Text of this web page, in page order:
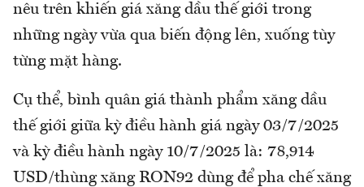
nêu trên khiến giá xăng dầu thế giới trong
những ngày vừa qua biến động lên, xuống tùy
từng mặt hàng.
Cụ thể, bình quân giá thành phẩm xăng dầu
thế giới giữa kỳ điều hành giá ngày 03/7/2025
và kỳ điều hành ngày 10/7/2025 là: 78,914
USD/thùng xăng RON92 dùng để pha chế xăng